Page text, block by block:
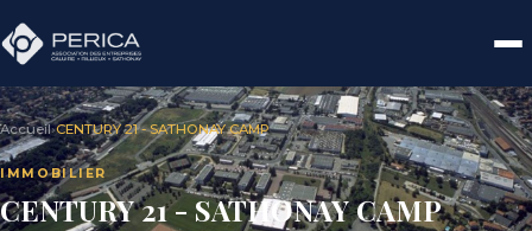
Accueil›CENTURY 21 - SATHONAY CAMP
IMMOBILIER
CENTURY 21 - SATHONAY CAMP